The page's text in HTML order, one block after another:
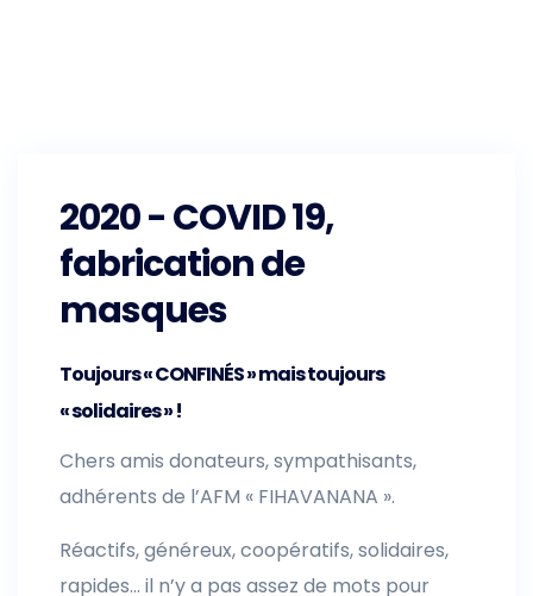
2020 - COVID 19,
fabrication de
masques
Toujours « CONFINÉS » mais toujours
« solidaires » !
Chers amis donateurs, sympathisants,
adhérents de l’AFM « FIHAVANANA ».
Réactifs, généreux, coopératifs, solidaires,
rapides… il n’y a pas assez de mots pour